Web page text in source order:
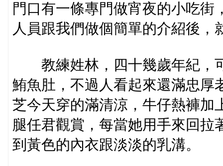
門口有一條專門做宵夜的小吃
人員跟我們做個簡單的介紹後
教練姓林，四十幾歲年紀，
鮪魚肚，不過人看起來還滿忠厚
芝今天穿的滿清涼，牛仔熱褲加
腿任君觀賞，每當她用手來回拉
到黃色的內衣跟淡淡的乳溝。